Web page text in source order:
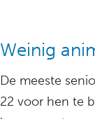
Weinig
De meeste
22 voor hen te